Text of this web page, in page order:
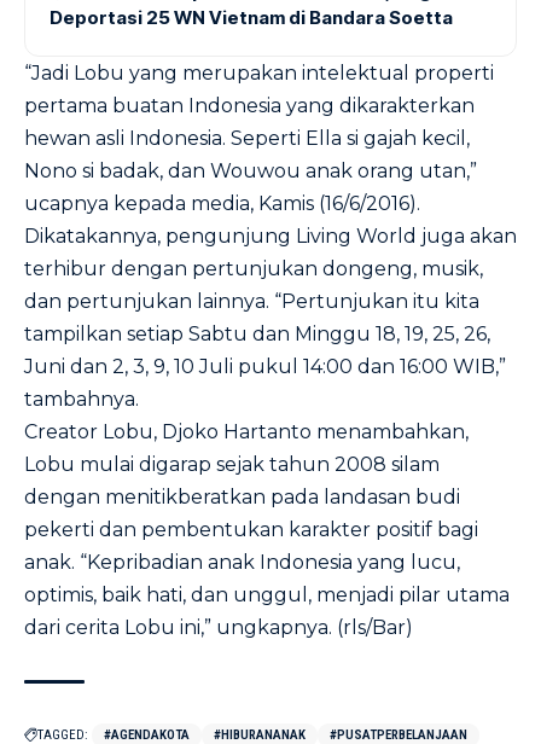
Deportasi 25 WN Vietnam di Bandara Soetta
“Jadi Lobu yang merupakan intelektual properti
pertama buatan Indonesia yang dikarakterkan
hewan asli Indonesia. Seperti Ella si gajah kecil,
Nono si badak, dan Wouwou anak orang utan,”
ucapnya kepada media, Kamis (16/6/2016).
Dikatakannya, pengunjung Living World juga akan
terhibur dengan pertunjukan dongeng, musik,
dan pertunjukan lainnya. “Pertunjukan itu kita
tampilkan setiap Sabtu dan Minggu 18, 19, 25, 26,
Juni dan 2, 3, 9, 10 Juli pukul 14:00 dan 16:00 WIB,”
tambahnya.
Creator Lobu, Djoko Hartanto menambahkan,
Lobu mulai digarap sejak tahun 2008 silam
dengan menitikberatkan pada landasan budi
pekerti dan pembentukan karakter positif bagi
anak. “Kepribadian anak Indonesia yang lucu,
optimis, baik hati, dan unggul, menjadi pilar utama
dari cerita Lobu ini,” ungkapnya. (rls/Bar)
TAGGED: #AGENDAKOTA #HIBURANANAK #PUSATPERBELANJAAN